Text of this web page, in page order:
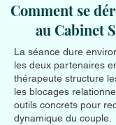
Comment se
au Cabinet
La séance dure
les deux partenaires
thérapeute structure
les blocages
outils concrets pour
dynamique du couple.